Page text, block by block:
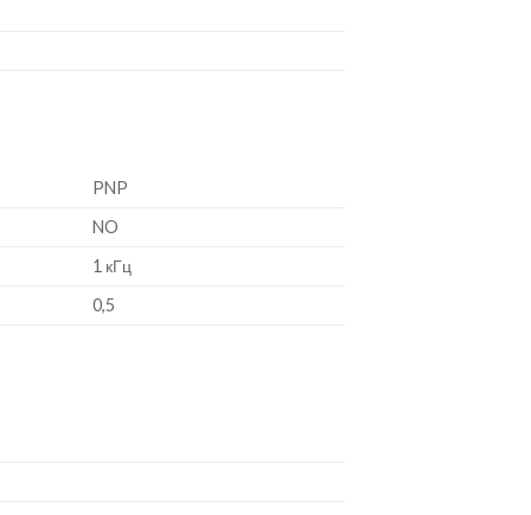
PNP
NO
1 кГц
0,5